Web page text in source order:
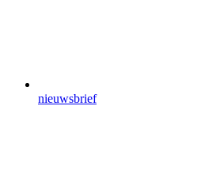
nieuwsbrief